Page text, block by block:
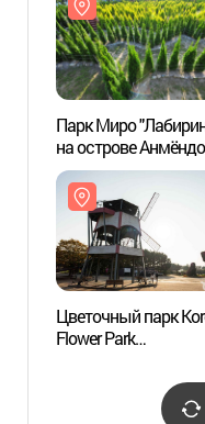
Парк Миро
на острове Анмёндо
(안면도 미로공원 )
Цветочный парк
Flower Park